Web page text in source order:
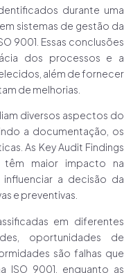
durante uma
sistemas de gestão da
9001. Essas conclusões
dos processos e a
além de fornecer
de melhorias.
diversos aspectos do
a documentação, os
As Key Audit Findings
têm maior impacto na
a decisão da
e preventivas.
em diferentes
oportunidades de
são falhas que
ISO 9001, enquanto as